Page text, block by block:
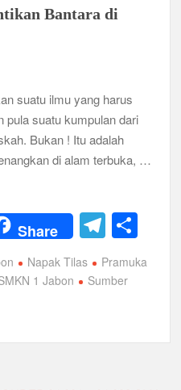
Ruang Nyaman, LT-1
Taman Cetak Pemimpin
II SMKN 2 Buduran 2026
Berselendang
Progresif
Kwarran Sedati Gelar Rapat
Bantara di
suatu ilmu yang harus
pula suatu kumpulan dari
Bukan ! Itu adalah
di alam terbuka, …
Share T
el
e
m
h
ar
Napak Tilas
Pramuka
1 Jabon
Sumber